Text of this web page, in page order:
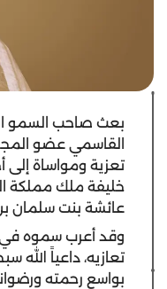
بعث صاحب السمو
القاسمي عضو
تعزية ومواساة
خليفة ملك مملكة
عائشة بنت سلمان
وقد أعرب سموه
تعازيه، داعياً الله
بواسع رحمته